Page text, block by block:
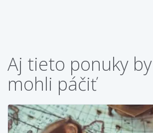
Aj tieto ponuky
mohli páčiť